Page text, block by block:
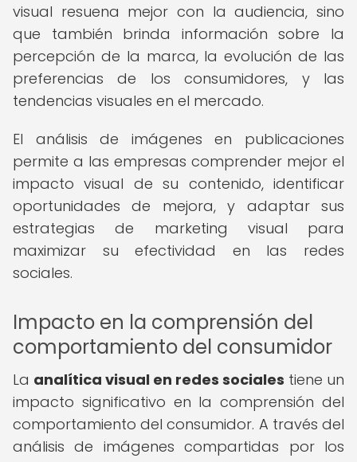
visual resuena mejor con la audiencia, sino
que también brinda información sobre la
percepción de la marca, la evolución de las
preferencias de los consumidores, y las
tendencias visuales en el mercado.
El análisis de imágenes en publicaciones
permite a las empresas comprender mejor el
impacto visual de su contenido, identificar
oportunidades de mejora, y adaptar sus
estrategias de marketing visual para
maximizar su efectividad en las redes
sociales.
Impacto en la comprensión del
comportamiento del consumidor
La analítica visual en redes sociales tiene un
impacto significativo en la comprensión del
comportamiento del consumidor. A través del
análisis de imágenes compartidas por los